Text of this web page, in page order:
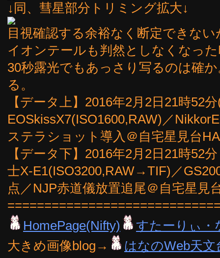
↓同、彗星部分トリミング拡大↓
目視確認する余裕なく断定できな
イオンテールも判然としなくなっ
30秒露光でもあっさり写るのは確
る。
【データ上】2016年2月2日21時52
EOSkissX7(ISO1600,RAW)／
ステラショット導入＠自宅星見台
【データ下】2016年2月2日21時52
士X-E1(ISO3200,RAW→TIF)／
点／NJP赤道儀放置追尾＠自宅星見
HomePage(Nifty)
すたーりぃ・
大きめ画像blog→
はなのWeb天文